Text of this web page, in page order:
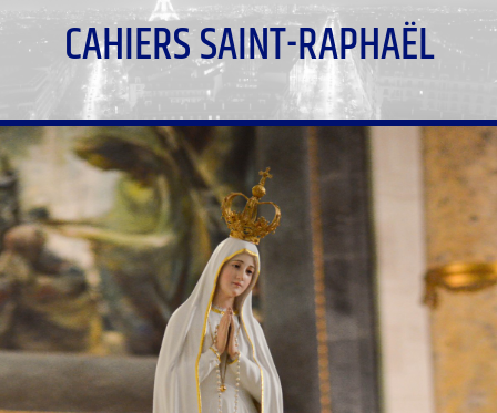
CAHIERS SAINT-RAPHAËL